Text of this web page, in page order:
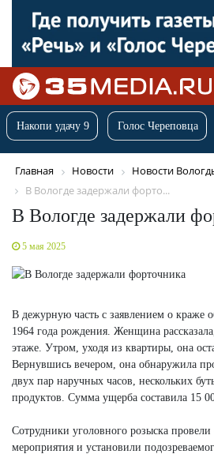
Накопи удачу 9 Голос Череповца
Главная Новости
Новости
В Вологде задержали форто...
В Вологде задержали
5 мая 2025
В дежурную часть с заявлением о краже
1964 года рождения. Женщина
этаже. Утром, уходя из квартиры, она
Вернувшись вечером, она обнаружила
двух пар наручных часов, нескольких
продуктов. Сумма ущерба составила 15
Сотрудники уголовного розыска
мероприятия и установили